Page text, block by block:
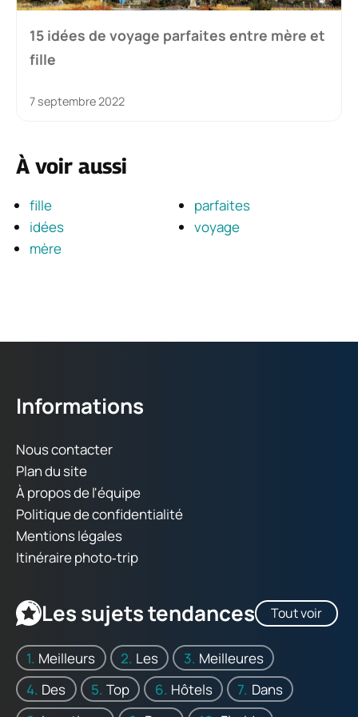
15 idées de voyage parfaites entre mère et
fille
7 septembre 2022
À voir aussi
fille
idées
mère
parfaites
voyage
Informations
Nous contacter
Plan du site
À propos de l'équipe
Politique de confidentialité
Mentions légales
Itinéraire photo‑trip
Les sujets tendances Tout voir
Meilleurs Les
Meilleures
Des
Top Hôtels
Dans